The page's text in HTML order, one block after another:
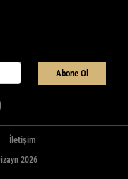
Abone Ol
İletişim
2026